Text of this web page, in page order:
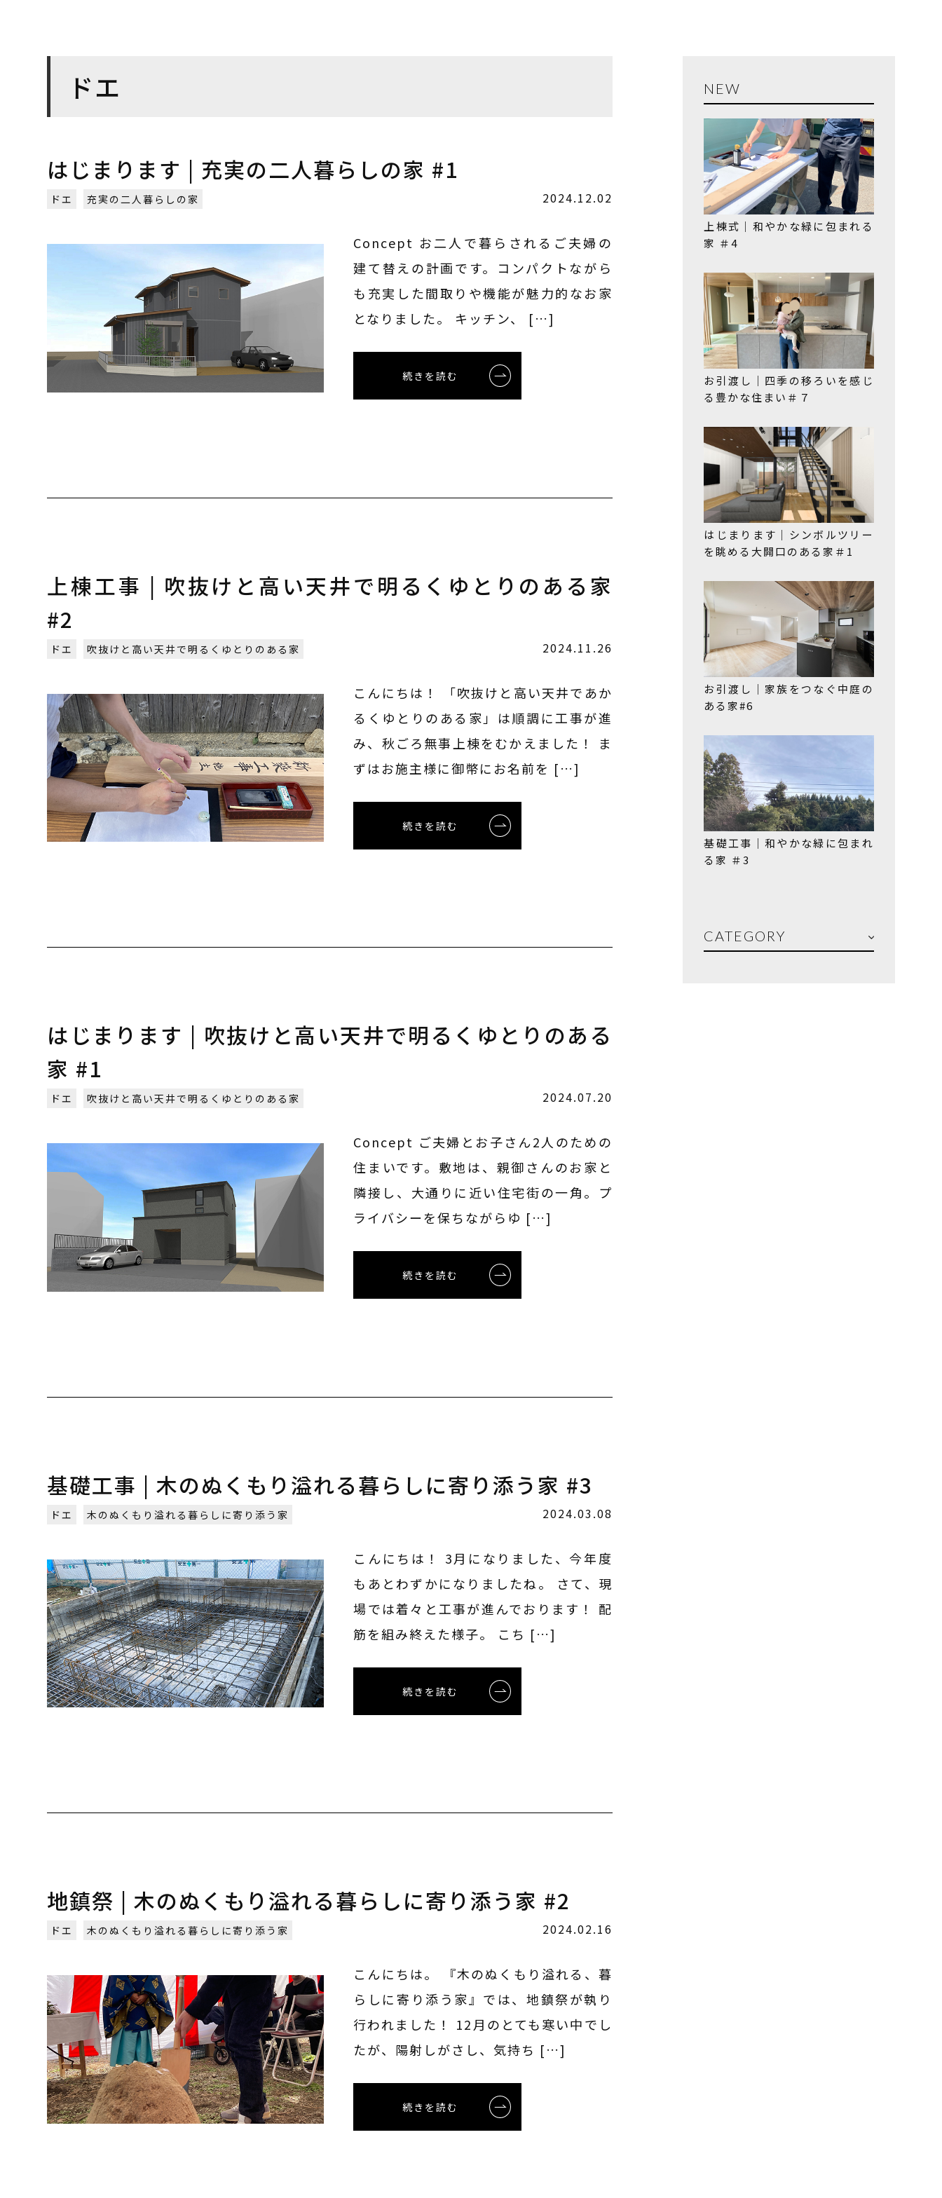
ドエ
はじまります | 充実の二人暮らしの家 #1
ドエ 充実の二人暮らしの家 2024.12.02
Concept お二人で暮らされるご夫婦の
建て替えの計画です。コンパクトながら
も充実した間取りや機能が魅力的なお家
となりました。 キッチン、 […]
続きを読む
上棟工事 | 吹抜けと高い天井で明るくゆとりのある家
#2
ドエ 吹抜けと高い天井で明るくゆとりのある家 2024.11.26
こんにちは！ 「吹抜けと高い天井であか
るくゆとりのある家」は順調に工事が進
み、秋ごろ無事上棟をむかえました！ ま
ずはお施主様に御幣にお名前を […]
続きを読む
はじまります | 吹抜けと高い天井で明るくゆとりのある
家 #1
ドエ 吹抜けと高い天井で明るくゆとりのある家 2024.07.20
Concept ご夫婦とお子さん2人のための
住まいです。敷地は、親御さんのお家と
隣接し、大通りに近い住宅街の一角。プ
ライバシーを保ちながらゆ […]
続きを読む
基礎工事 | 木のぬくもり溢れる暮らしに寄り添う家 #3
ドエ 木のぬくもり溢れる暮らしに寄り添う家 2024.03.08
こんにちは！ 3月になりました、今年度
もあとわずかになりましたね。 さて、現
場では着々と工事が進んでおります！ 配
筋を組み終えた様子。 こち […]
続きを読む
地鎮祭 | 木のぬくもり溢れる暮らしに寄り添う家 #2
ドエ 木のぬくもり溢れる暮らしに寄り添う家 2024.02.16
こんにちは。 『木のぬくもり溢れる、暮
らしに寄り添う家』では、地鎮祭が執り
行われました！ 12月のとても寒い中でし
たが、陽射しがさし、気持ち […]
続きを読む
NEW
上棟式｜和やかな緑に包まれる
家 ＃4
お引渡し｜四季の移ろいを感じ
る豊かな住まい＃７
はじまります｜シンボルツリー
を眺める大開口のある家＃1
お引渡し｜家族をつなぐ中庭の
ある家#6
基礎工事｜和やかな緑に包まれ
る家 ＃3
CATEGORY